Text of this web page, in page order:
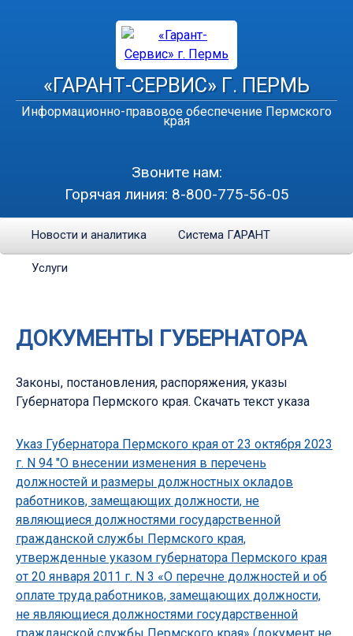
«ГАРАНТ-СЕРВИС» Г. ПЕРМЬ
Информационно-правовое обеспечение Пермского
края
Звоните нам:
Горячая линия: 8-800-775-56-05
Новости и аналитика Система ГАРАНТ
Услуги
ДОКУМЕНТЫ ГУБЕРНАТОРА
Законы, постановления, распоряжения, указы
Губернатора Пермского края. Скачать текст указа
Указ Губернатора Пермского края от 23 октября 2023
г. N 94 "О внесении изменения в перечень
должностей и размеры должностных окладов
работников, замещающих должности, не
являющиеся должностями государственной
гражданской службы Пермского края,
утвержденные указом губернатора Пермского края
от 20 января 2011 г. N 3 «О перечне должностей и об
оплате труда работников, замещающих должности,
не являющиеся должностями государственной